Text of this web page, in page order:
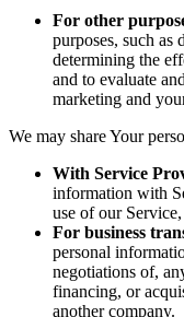
For other
purposes, such as
determining the
and to evaluate
marketing and
We may share Your
With Service
information with
use of our
For business
personal
negotiations of,
financing, or
another company.